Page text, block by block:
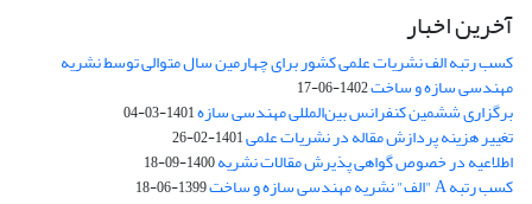
آخرین اخبار
کسب رتبه الف نشریات علمی کشور برای چهارمین سال متوالی توسط نشریه
مهندسی سازه و ساخت1402-06-17
برگزاری ششمین کنفرانس بین‌المللی مهندسی سازه1401-03-04
تغییر هزینه پردازش مقاله در نشریات علمی1401-02-26
اطلاعیه در خصوص گواهی پذیرش مقالات نشریه1400-09-18
کسب رتبه A "الف" نشریه مهندسی سازه و ساخت 1399-06-18